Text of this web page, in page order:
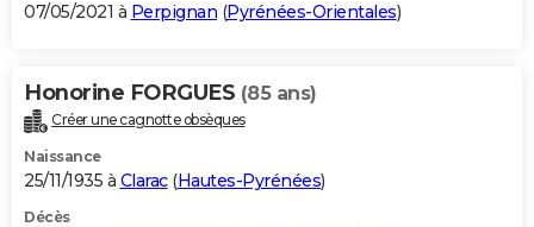
07/05/2021 à Perpignan (Pyrénées-Orientales)
Honorine FORGUES (85 ans)
Créer une cagnotte obsèques
Naissance
25/11/1935 à Clarac(Hautes-Pyrénées)
Décès